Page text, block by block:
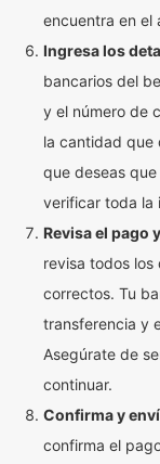
encuentra en el
Ingresa los
bancarios del
y el número de
la cantidad que
que deseas
verificar toda la
Revisa el pago
revisa todos los
correctos. Tu
transferencia y
Asegúrate de
continuar.
Confirma y
confirma el